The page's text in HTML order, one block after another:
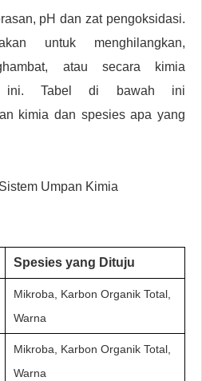
pH dan zat pengoksidasi.
untuk menghilangkan,
atau secara kimia
ini. Tabel di bawah ini
kimia dan spesies apa yang
Umpan Kimia
Spesies yang Dituju
Mikroba, Karbon Organik Total,
Warna
Mikroba, Karbon Organik Total,
Warna